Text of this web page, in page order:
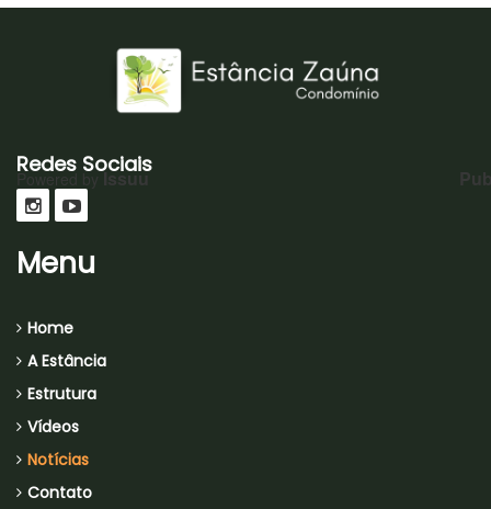
Powered byIssuu
Redes Sociais
Menu
Home
A Estância
Estrutura
Vídeos
Notícias
Contato